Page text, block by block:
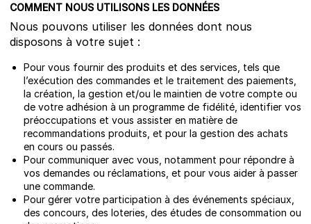
COMMENT NOUS UTILISONS LES DONNÉES
Nous pouvons utiliser les données dont nous
disposons à votre sujet :
Pour vous fournir des produits et des services, tels que
l’exécution des commandes et le traitement des paiements,
la création, la gestion et/ou le maintien de votre compte ou
de votre adhésion à un programme de fidélité, identifier vos
préoccupations et vous assister en matière de
recommandations produits, et pour la gestion des achats
en cours ou passés.
Pour communiquer avec vous, notamment pour répondre à
vos demandes ou réclamations, et pour vous aider à passer
une commande.
Pour gérer votre participation à des événements spéciaux,
des concours, des loteries, des études de consommation ou